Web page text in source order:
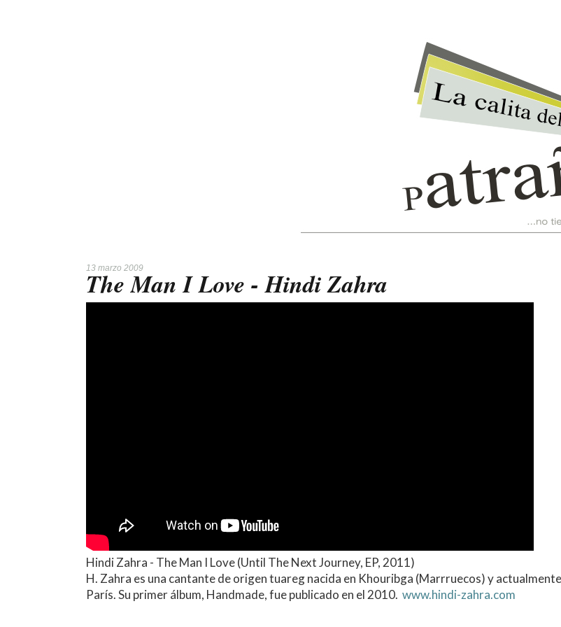
13 marzo 2009
The Man I Love - Hindi Zahra
Hindi Zahra - The Man I Love (Until The Next Journey, EP, 2011)
H. Zahra es una cantante de origen tuareg nacida en Khouribga (Marrruecos) y
París. Su primer álbum, Handmade, fue publicado en el 2010. www.hindi-zahra.com